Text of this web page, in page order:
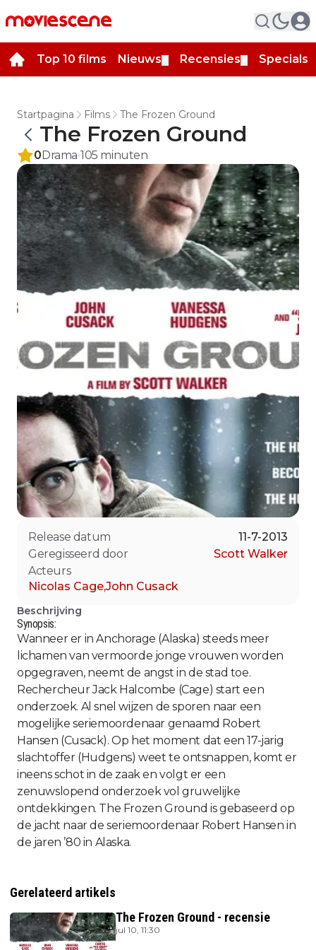
Top 10 films Nieuws Recensies Specials
Startpagina Films The Frozen Ground
The Frozen Ground
0Drama 105 minuten
Release datum
11-7-2013
Geregisseerd door
Scott Walker
Acteurs
Nicolas Cage,John Cusack
Beschrijving
Synopsis:
Wanneer er in Anchorage (Alaska) steeds meer
lichamen van vermoorde jonge vrouwen worden
opgegraven, neemt de angst in de stad toe.
Rechercheur Jack Halcombe (Cage) start een
onderzoek. Al snel wijzen de sporen naar een
mogelijke seriemoordenaar genaamd Robert
Hansen (Cusack). Op het moment dat een 17-jarig
slachtoffer (Hudgens) weet te ontsnappen, komt er
ineens schot in de zaak en volgt er een
zenuwslopend onderzoek vol gruwelijke
ontdekkingen. The Frozen Ground is gebaseerd op
de jacht naar de seriemoordenaar Robert Hansen in
de jaren ’80 in Alaska.
Gerelateerd artikels
The Frozen Ground - recensie
jul 10, 11:30